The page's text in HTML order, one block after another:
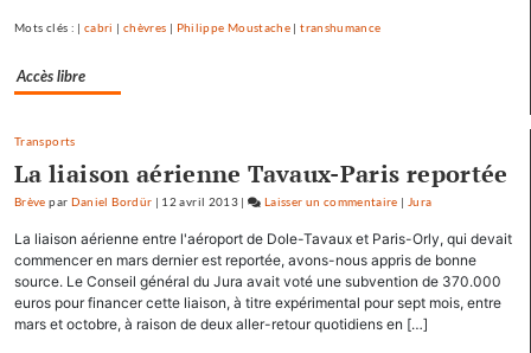
Mots clés : |cabri | chèvres | Philippe Moustache |transhumance
Accès libre
Transports
La liaison aérienne Tavaux-Paris reportée
Brève par Daniel Bordür | 12 avril 2013 | Laisser un commentaire on
Hollande
se
ressource
à
| Jura
La liaison aérienne entre l'aéroport de Dole-Tavaux et Paris-Orly, qui devait
commencer en mars dernier est reportée, avons-nous appris de bonne
source. Le Conseil général du Jura avait voté une subvention de 370.000
euros pour financer cette liaison, à titre expérimental pour sept mois, entre
mars et octobre, à raison de deux aller-retour quotidiens en […]